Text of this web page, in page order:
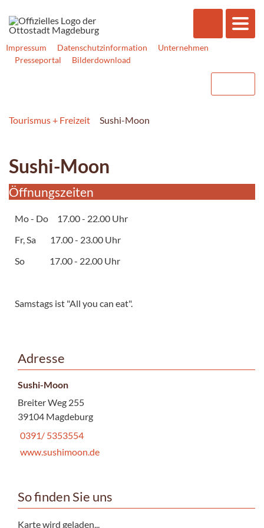
Impressum Datenschutzinformation
Unternehmen
Presseportal
Bilderdownload
Tourismus + Freizeit Sushi-Moon
Sushi-Moon
Öffnungszeiten
Mo - Do 17.00 - 22.00 Uhr
Fr, Sa 17.00 - 23.00 Uhr
So 17.00 - 22.00 Uhr
Samstags ist "All you can eat".
Adresse
Sushi-Moon
Breiter Weg 255
39104 Magdeburg
0391/ 5353554
www.sushimoon.de
So finden Sie uns
Karte wird geladen...